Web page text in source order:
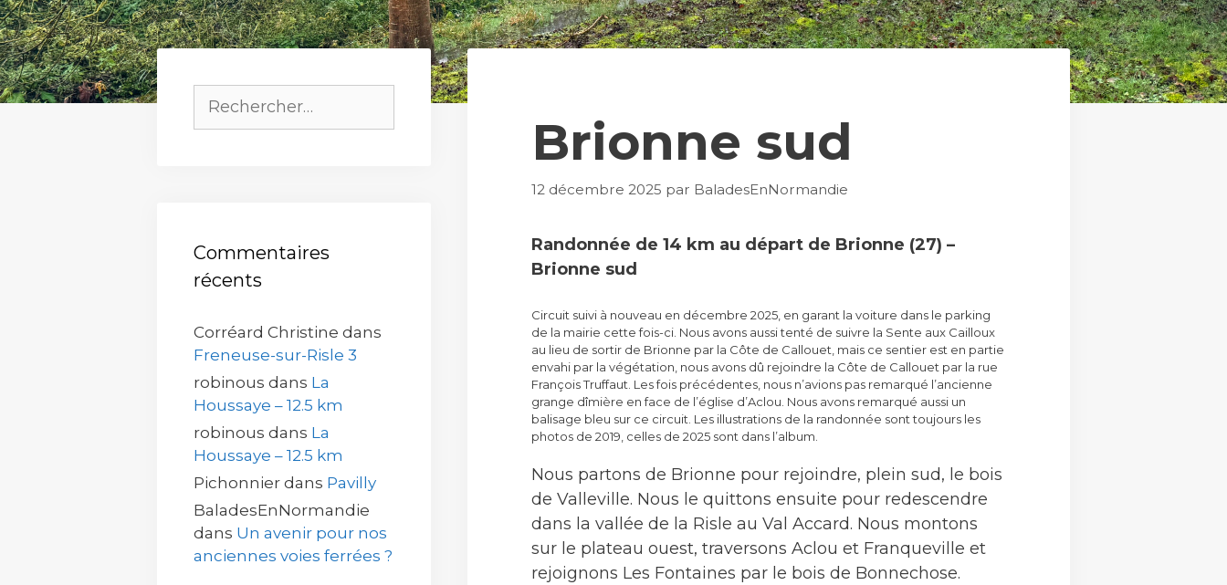
Brionne sud
12 décembre 2025 par BaladesEnNormandie
Randonnée de 14 km au départ de Brionne (27) –
Brionne sud
Circuit suivi à nouveau en décembre 2025, en garant la voiture dans le parking
de la mairie cette fois-ci. Nous avons aussi tenté de suivre la Sente aux Cailloux
au lieu de sortir de Brionne par la Côte de Callouet, mais ce sentier est en partie
envahi par la végétation, nous avons dû rejoindre la Côte de Callouet par la rue
François Truffaut. Les fois précédentes, nous n’avions pas remarqué l’ancienne
grange dîmière en face de l’église d’Aclou. Nous avons remarqué aussi un
balisage bleu sur ce circuit. Les illustrations de la randonnée sont toujours les
photos de 2019, celles de 2025 sont dans l’album.
Nous partons de Brionne pour rejoindre, plein sud, le bois
de Valleville. Nous le quittons ensuite pour redescendre
dans la vallée de la Risle au Val Accard. Nous montons
sur le plateau ouest, traversons Aclou et Franqueville et
rejoignons Les Fontaines par le bois de Bonnechose.
Rechercher :
Commentaires
récents
Corréard Christine dans
Freneuse-sur-Risle 3
robinous dans La
Houssaye – 12.5 km
robinous dans La
Houssaye – 12.5 km
Pichonnier dans Pavilly
BaladesEnNormandie
dans Un avenir pour nos
anciennes voies ferrées ?